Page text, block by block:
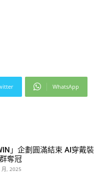
WhatsApp
」企劃圓滿結束 AI穿戴裝
奪冠
月, 2025